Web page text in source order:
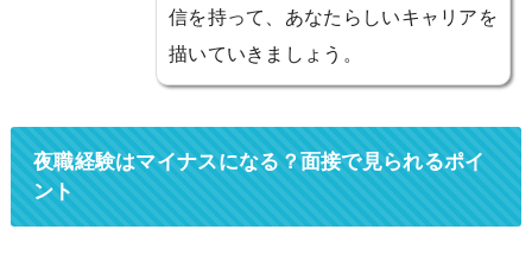
信を持って、あなたらしいキャリアを
描いていきましょう。
夜職経験はマイナスになる？面接で見られるポイ
ント